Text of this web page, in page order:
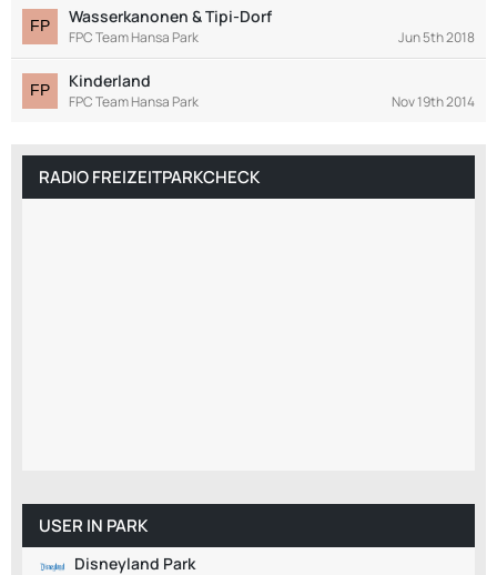
Wasserkanonen & Tipi-Dorf
FPC Team Hansa Park Jun 5th 2018
Kinderland
FPC Team Hansa Park Nov 19th 2014
RADIO FREIZEITPARKCHECK
USER IN PARK
Disneyland Park